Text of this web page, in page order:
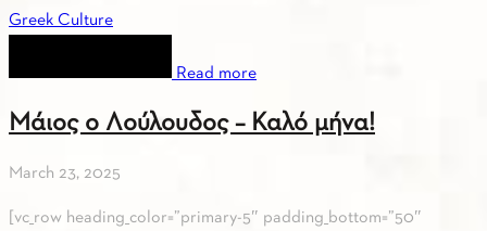
Greek Culture
Read more
Μάιος ο Λούλουδος – Καλό μήνα!
March 23, 2025
[vc_row heading_color=”primary-5″ padding_bottom=”50″